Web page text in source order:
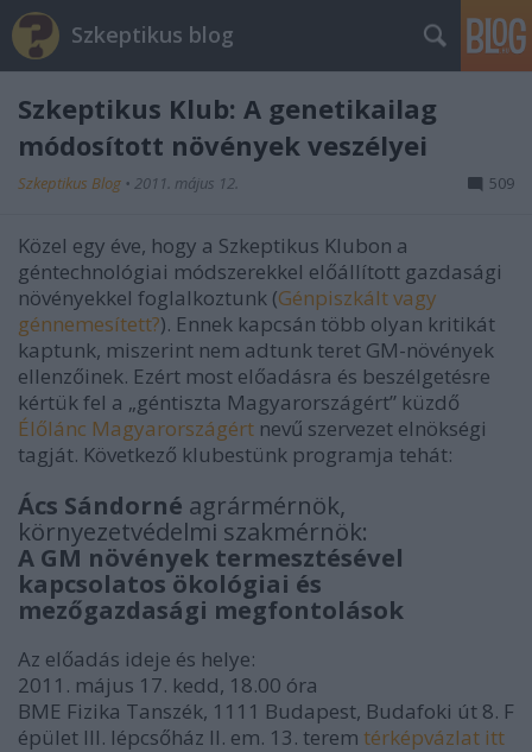
Szkeptikus blog
Szkeptikus Klub: A genetikailag
módosított növények veszélyei
Szkeptikus Blog • 2011. május 12. 509
Közel egy éve, hogy a Szkeptikus Klubon a
géntechnológiai módszerekkel előállított gazdasági
növényekkel foglalkoztunk (Génpiszkált vagy
génnemesített?). Ennek kapcsán több olyan kritikát
kaptunk, miszerint nem adtunk teret GM-növények
ellenzőinek. Ezért most előadásra és beszélgetésre
kértük fel a „géntiszta Magyarországért” küzdő
Élőlánc Magyarországért nevű szervezet elnökségi
tagját. Következő klubestünk programja tehát:
Ács Sándorné agrármérnök,
környezetvédelmi szakmérnök:
A GM növények termesztésével
kapcsolatos ökológiai és
mezőgazdasági megfontolások
Az előadás ideje és helye:
2011. május 17. kedd, 18.00 óra
BME Fizika Tanszék, 1111 Budapest, Budafoki út 8. F
épület III. lépcsőház II. em. 13. terem térképvázlat itt